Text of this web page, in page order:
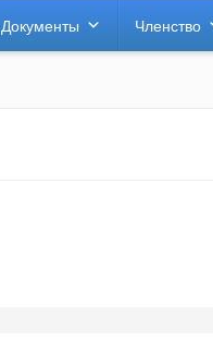
Документы Членство